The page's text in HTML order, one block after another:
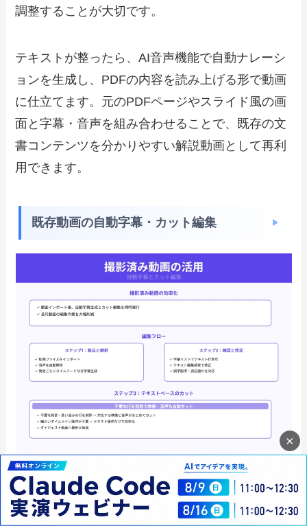
調整することが大切です。
テキストが整ったら、AI音声機能で自動ナレーシ
ョンを生成し、PDFの内容を読み上げる形で動画
に仕立てます。元のPDFページやスライド風の画
面と字幕・音声を組み合わせることで、既存の文
書コンテンツを分かりやすい解説動画として再利
用できます。
既存動画の自動字幕・カット編集
すでに撮影済みの動画がある場合は、Vrewに読み
込むことで自動字幕生成とカット編集を一度に進
×